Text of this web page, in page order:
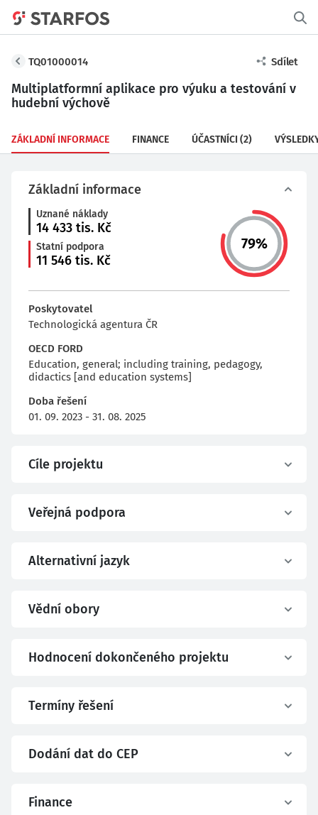
TQ01000014 Sdílet
Multiplatformní aplikace pro výuku a testování v
hudební výchově
ZÁKLADNÍ INFORMACE FINANCE ÚČASTNÍCI (2)
Základní informace
Uznané náklady
14 433 tis. Kč
Statní podpora
11 546 tis. Kč
79%
Poskytovatel
Technologická agentura ČR
OECD FORD
Education, general; including training, pedagogy,
didactics [and education systems]
Doba řešení
01. 09. 2023 - 31. 08. 2025
Cíle projektu
Veřejná podpora
Alternativní jazyk
Vědní obory
Hodnocení dokončeného projektu
Termíny řešení
Dodání dat do CEP
Finance